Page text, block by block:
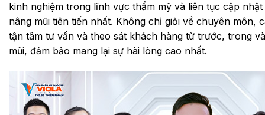
kinh nghiệm trong lĩnh vực thẩm mỹ và liên tục cập
nâng mũi tiên tiến nhất. Không chỉ giỏi về chuyên môn,
tận tâm tư vấn và theo sát khách hàng từ trước, trong
mũi, đảm bảo mang lại sự hài lòng cao nhất.